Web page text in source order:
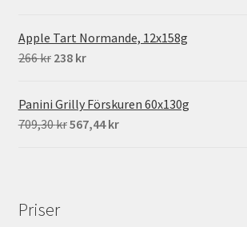
prisetpriset
Apple Tart Normande, 12x158g
266kr Det
priset
var:
238 krDet
priset
238 kr.
Panini Grilly Förskuren 60x130g
709,30kr Det
567,44krDet
Priser